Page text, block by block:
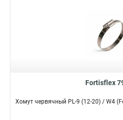
Fortisflex
Хомут червячный PL-9 (12-20) / W4